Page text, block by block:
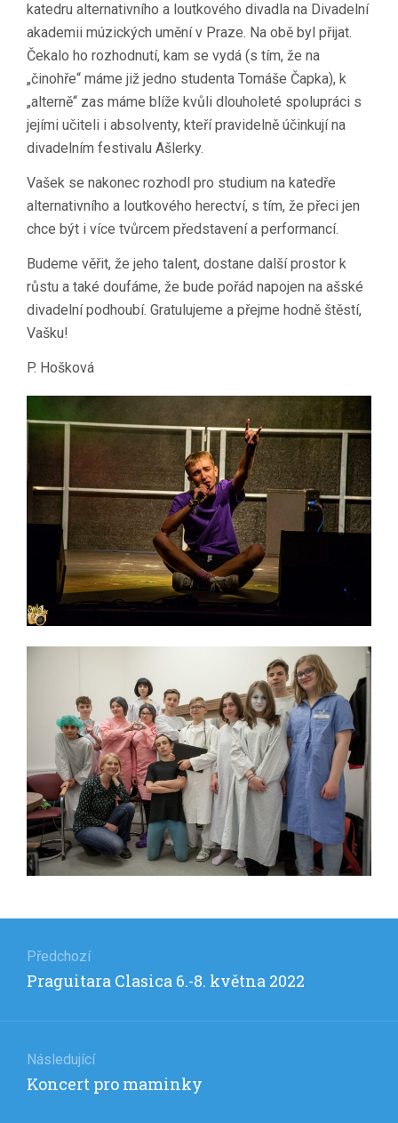
katedru alternativního a loutkového divadla na Divadelní
akademii múzických umění v Praze. Na obě byl přijat.
Čekalo ho rozhodnutí, kam se vydá (s tím, že na
„činohře“ máme již jedno studenta Tomáše Čapka), k
„alterně“ zas máme blíže kvůli dlouholeté spolupráci s
jejími učiteli i absolventy, kteří pravidelně účinkují na
divadelním festivalu Ašlerky.
Vašek se nakonec rozhodl pro studium na katedře
alternativního a loutkového herectví, s tím, že přeci jen
chce být i více tvůrcem představení a performancí.
Budeme věřit, že jeho talent, dostane další prostor k
růstu a také doufáme, že bude pořád napojen na ašské
divadelní podhoubí. Gratulujeme a přejme hodně štěstí,
Vašku!
P. Hošková
pro
příspěvek
Předchozí
Předchozí
Praguitara Clasica 6.-8. května 2022
Následující
Následující
Koncert pro maminky